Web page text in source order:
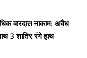
वारदात नाकाम: अवैध
3 शातिर रंगे हाथ